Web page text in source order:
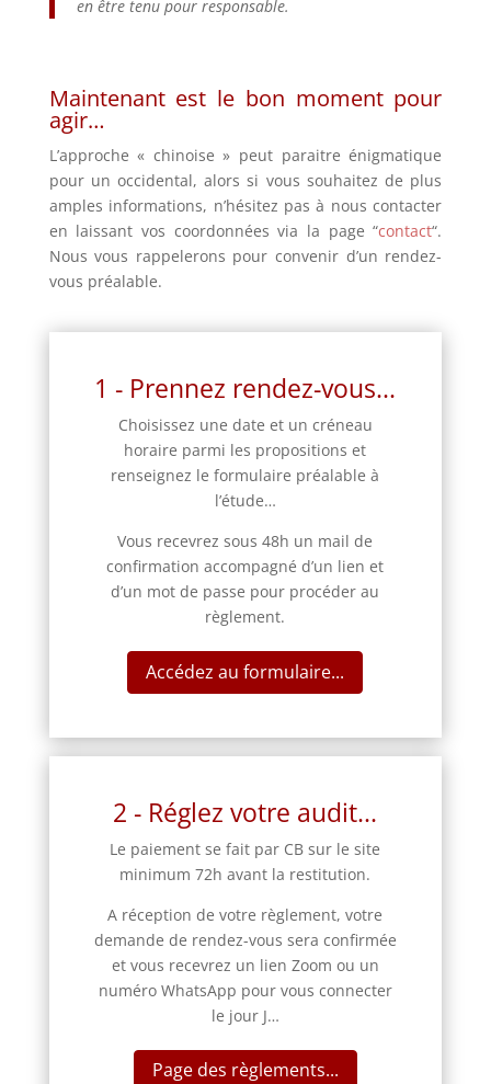
en être tenu pour responsable.
Maintenant est le bon moment pour
agir…
L’approche « chinoise » peut paraitre énigmatique
pour un occidental, alors si vous souhaitez de plus
amples informations, n’hésitez pas à nous contacter
en laissant vos coordonnées via la page “contact“.
Nous vous rappelerons pour convenir d’un rendez-
vous préalable.
1 - Prennez rendez-vous...
Choisissez une date et un créneau
horaire parmi les propositions et
renseignez le formulaire préalable à
l’étude…
Vous recevrez sous 48h un mail de
confirmation accompagné d’un lien et
d’un mot de passe pour procéder au
règlement.
Accédez au formulaire...
2 - Réglez votre audit...
Le paiement se fait par CB sur le site
minimum 72h avant la restitution.
A réception de votre règlement, votre
demande de rendez-vous sera confirmée
et vous recevrez un lien Zoom ou un
numéro WhatsApp pour vous connecter
le jour J…
Page des règlements...